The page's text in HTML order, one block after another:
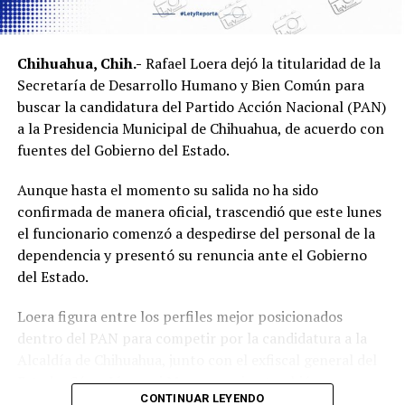
Chihuahua, Chih.- Rafael Loera dejó la titularidad de la
Secretaría de Desarrollo Humano y Bien Común para
buscar la candidatura del Partido Acción Nacional (PAN)
a la Presidencia Municipal de Chihuahua, de acuerdo con
fuentes del Gobierno del Estado.
Aunque hasta el momento su salida no ha sido
confirmada de manera oficial, trascendió que este lunes
el funcionario comenzó a despedirse del personal de la
dependencia y presentó su renuncia ante el Gobierno
del Estado.
Loera figura entre los perfiles mejor posicionados
dentro del PAN para competir por la candidatura a la
Estado, César Jáuregui Moreno, quien también aparece
CONTINUAR LEYENDO